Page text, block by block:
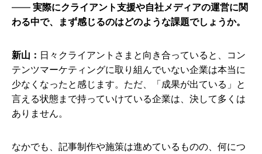
実際にクライアント支援や自社メディアの運営に関
わる中で、まず感じるのはどのような課題でしょうか。
新山： 日々クライアントさまと向き合っていると、コン
テンツマーケティングに取り組んでいない企業は本当に
少なくなったと感じます。ただ、「成果が出ている」と
言える状態まで持っていけている企業は、決して多くは
ありません。
なかでも、記事制作や施策は進めているものの、何につ